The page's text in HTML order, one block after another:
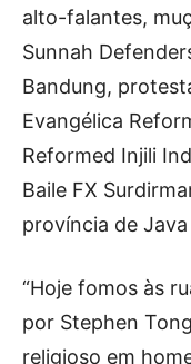
alto-falantes,
Sunnah
Bandung,
Evangélica
Reformed Injili
Baile FX
província de
“Hoje fomos às
por Stephen
religioso em